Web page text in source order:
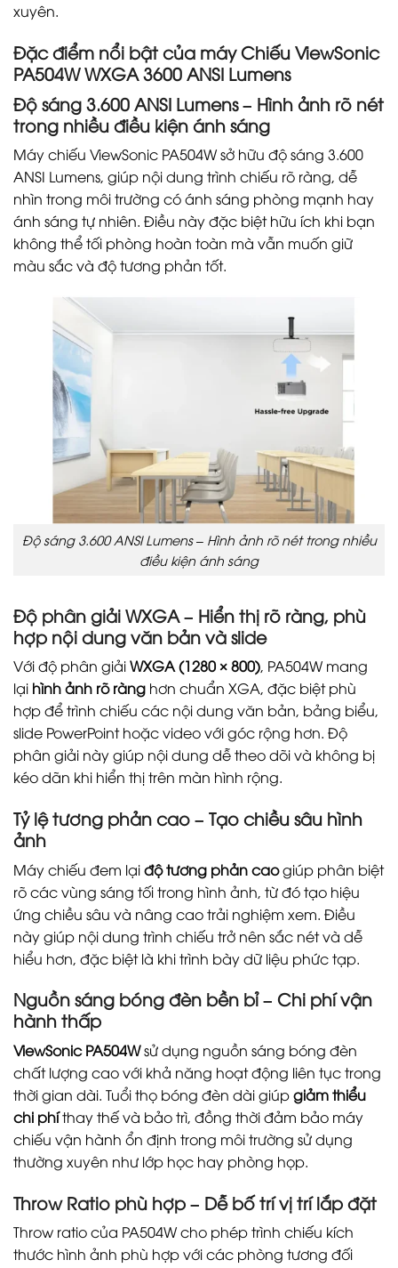
xuyên.
Đặc điểm nổi bật của máy Chiếu ViewSonic
PA504W WXGA 3600 ANSI Lumens
Độ sáng 3.600 ANSI Lumens – Hình ảnh rõ nét
trong nhiều điều kiện ánh sáng
Máy chiếu ViewSonic PA504W sở hữu độ sáng 3.600
ANSI Lumens, giúp nội dung trình chiếu rõ ràng, dễ
nhìn trong môi trường có ánh sáng phòng mạnh hay
ánh sáng tự nhiên. Điều này đặc biệt hữu ích khi bạn
không thể tối phòng hoàn toàn mà vẫn muốn giữ
màu sắc và độ tương phản tốt.
Độ sáng 3.600 ANSI Lumens – Hình ảnh rõ nét trong nhiều
điều kiện ánh sáng
Độ phân giải WXGA – Hiển thị rõ ràng, phù
hợp nội dung văn bản và slide
Với độ phân giảiWXGA (1280 × 800), PA504W mang
lại hình ảnh rõ ràng hơn chuẩn XGA, đặc biệt phù
hợp để trình chiếu các nội dung văn bản, bảng biểu,
slide PowerPoint hoặc video với góc rộng hơn. Độ
phân giải này giúp nội dung dễ theo dõi và không bị
kéo dãn khi hiển thị trên màn hình rộng.
Tỷ lệ tương phản cao – Tạo chiều sâu hình
ảnh
Máy chiếu đem lạiđộ tương phản caogiúp phân biệt
rõ các vùng sáng tối trong hình ảnh, từ đó tạo hiệu
ứng chiều sâu và nâng cao trải nghiệm xem. Điều
này giúp nội dung trình chiếu trở nên sắc nét và dễ
hiểu hơn, đặc biệt là khi trình bày dữ liệu phức tạp.
Nguồn sáng bóng đèn bền bỉ – Chi phí vận
hành thấp
ViewSonic PA504Wsử dụng nguồn sáng bóng đèn
chất lượng cao với khả năng hoạt động liên tục trong
thời gian dài. Tuổi thọ bóng đèn dài giúpgiảm thiểu
chi phíthay thế và bảo trì, đồng thời đảm bảo máy
chiếu vận hành ổn định trong môi trường sử dụng
thường xuyên như lớp học hay phòng họp.
Throw Ratio phù hợp – Dễ bố trí vị trí lắp đặt
Throw ratio của PA504W cho phép trình chiếu kích
thước hình ảnh phù hợp với các phòng tương đối